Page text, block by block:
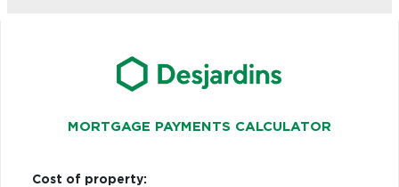
MORTGAGE PAYMENTS CALCULATOR
Cost of property: